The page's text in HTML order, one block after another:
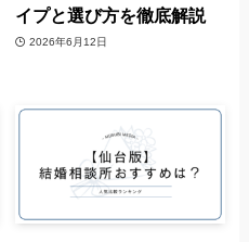
イプと選び方を徹底解説
2026年6月12日